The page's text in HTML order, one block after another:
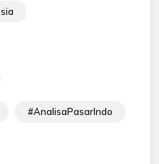
#AnalisaPasarIndo